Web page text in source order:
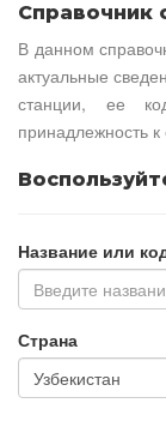
Справочник
В данном
актуальные
станции, ее
принадлежность
Название или
Введите
Страна